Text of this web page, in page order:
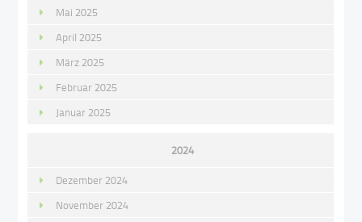
Mai 2025
April 2025
März 2025
Februar 2025
Januar 2025
2024
Dezember 2024
November 2024